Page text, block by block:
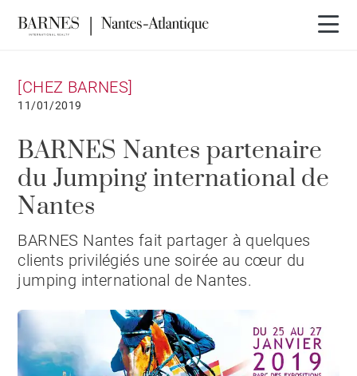
[CHEZ BARNES]
11/01/2019
BARNES Nantes partenaire
du Jumping international de
Nantes
BARNES Nantes fait partager à quelques
clients privilégiés une soirée au cœur du
jumping international de Nantes.